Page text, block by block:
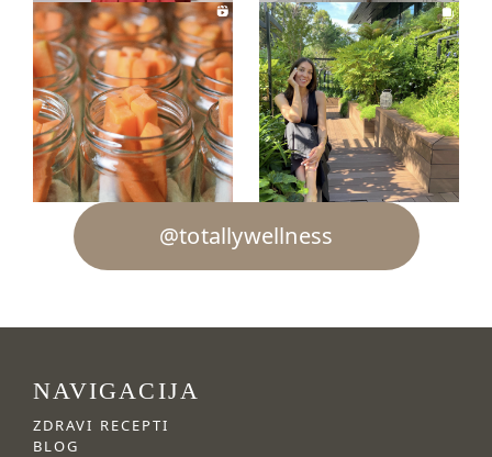
@totallywellness
NAVIGACIJA
ZDRAVI RECEPTI
BLOG